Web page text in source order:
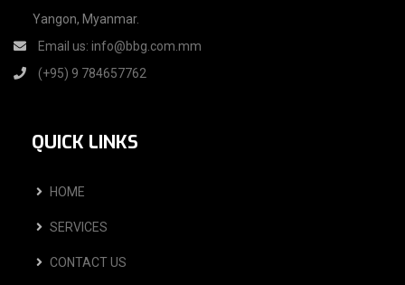
Yangon, Myanmar.
Email us: info@bbg.com.mm
(+95) 9 784657762
QUICK LINKS
HOME
SERVICES
CONTACT US